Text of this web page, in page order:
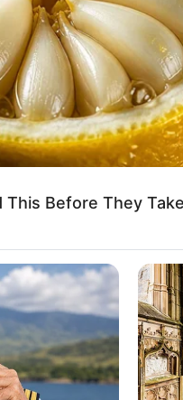
NAS W GOOGLE
This Before They
Role Next? Bond